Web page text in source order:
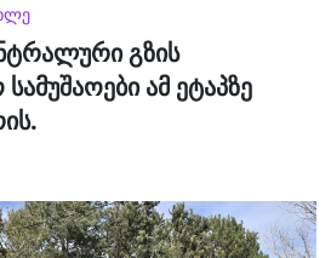
გზის
ამ ეტაპზე